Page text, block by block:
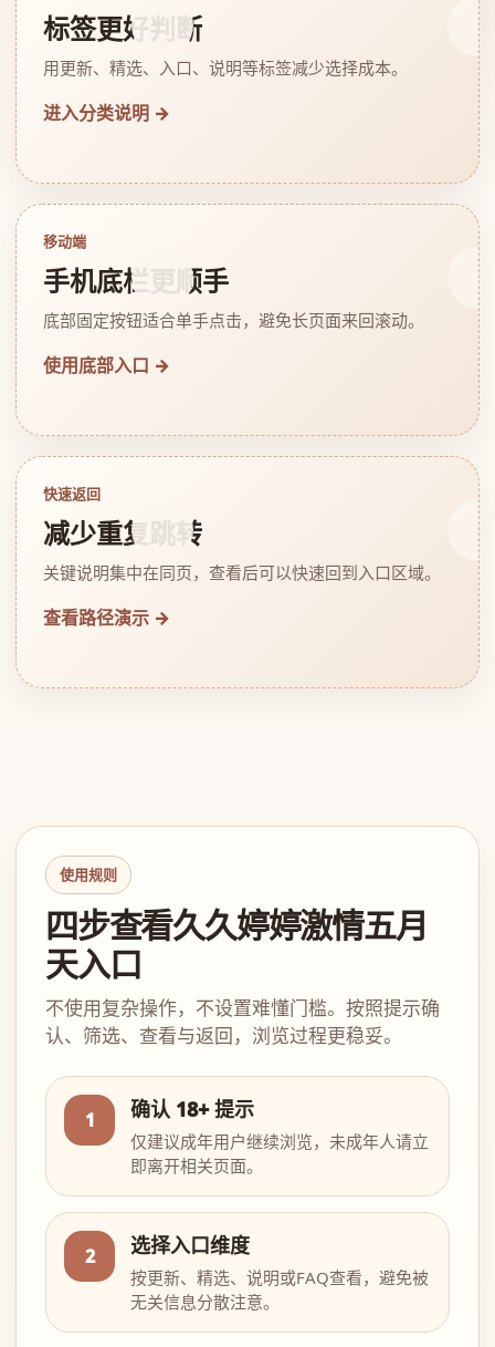
标签更好判断
用更新、精选、入口、说明等标签减少选择成本。
进入分类说明 →
移动端
手机底栏更顺手
底部固定按钮适合单手点击，避免长页面来回滚动。
使用底部入口 →
快速返回
减少重复跳转
关键说明集中在同页，查看后可以快速回到入口区域。
查看路径演示 →
使用规则
四步查看久久婷婷激情五月
天入口
不使用复杂操作，不设置难懂门槛。按照提示确
认、筛选、查看与返回，浏览过程更稳妥。
1 确认 18+ 提示
仅建议成年用户继续浏览，未成年人请立
即离开相关页面。
2 选择入口维度
按更新、精选、说明或FAQ查看，避免被
无关信息分散注意。